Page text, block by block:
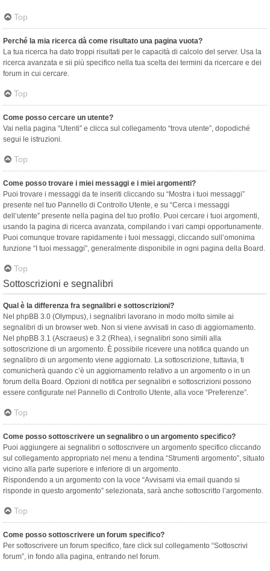
Top
Perché la mia ricerca dà come risultato una pagina vuota?
La tua ricerca ha dato troppi risultati per le capacità di calcolo del server. Usa la
ricerca avanzata e sii più specifico nella tua scelta dei termini da ricercare e dei
forum in cui cercare.
Top
Come posso cercare un utente?
Vai nella pagina “Utenti” e clicca sul collegamento “trova utente”, dopodiché
segui le istruzioni.
Top
Come posso trovare i miei messaggi e i miei argomenti?
Puoi trovare i messaggi da te inseriti cliccando su “Mostra i tuoi messaggi”
presente nel tuo Pannello di Controllo Utente, e su “Cerca i messaggi
dell’utente” presente nella pagina del tuo profilo. Puoi cercare i tuoi argomenti,
usando la pagina di ricerca avanzata, compilando i vari campi opportunamente.
Puoi comunque trovare rapidamente i tuoi messaggi, cliccando sull’omonima
funzione “I tuoi messaggi”, generalmente disponibile in ogni pagina della Board.
Top
Sottoscrizioni e segnalibri
Qual è la differenza fra segnalibri e sottoscrizioni?
Nel phpBB 3.0 (Olympus), i segnalibri lavorano in modo molto simile ai
segnalibri di un browser web. Non si viene avvisati in caso di aggiornamento.
Nel phpBB 3.1 (Ascraeus) e 3.2 (Rhea), i segnalibri sono simili alla
sottoscrizione di un argomento. È possibile ricevere una notifica quando un
segnalibro di un argomento viene aggiornato. La sottoscrizione, tuttavia, ti
comunicherà quando c’è un aggiornamento relativo a un argomento o in un
forum della Board. Opzioni di notifica per segnalibri e sottoscrizioni possono
essere configurate nel Pannello di Controllo Utente, alla voce “Preferenze”.
Top
Come posso sottoscrivere un segnalibro o un argomento specifico?
Puoi aggiungere ai segnalibri o sottoscrivere un argomento specifico cliccando
sul collegamento appropriato nel menu a tendina “Strumenti argomento”, situato
vicino alla parte superiore e inferiore di un argomento.
Rispondendo a un argomento con la voce “Avvisami via email quando si
risponde in questo argomento” selezionata, sarà anche sottoscritto l’argomento.
Top
Come posso sottoscrivere un forum specifico?
Per sottoscrivere un forum specifico, fare click sul collegamento “Sottoscrivi
forum”, in fondo alla pagina, entrando nel forum.